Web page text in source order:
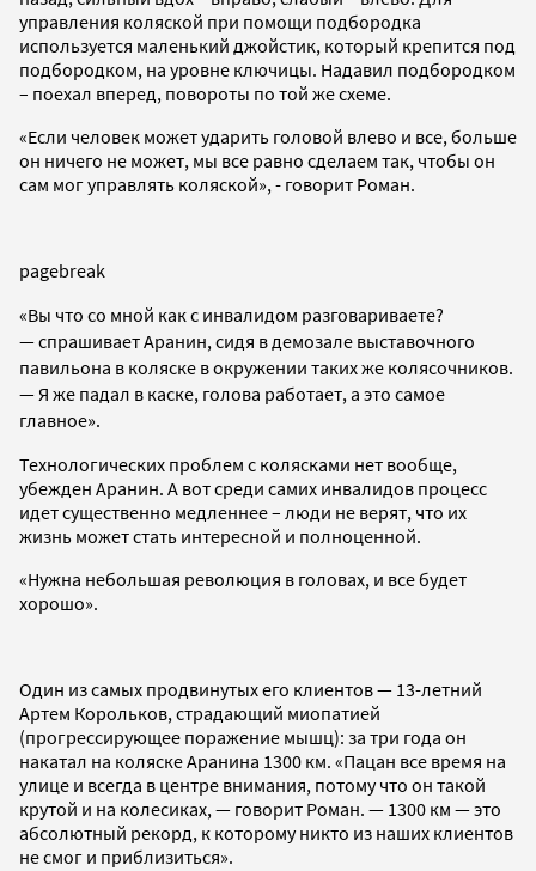
управления коляской при помощи подбородка
используется маленький джойстик, который крепится под
подбородком, на уровне ключицы. Надавил подбородком
– поехал вперед, повороты по той же схеме.
«Если человек может ударить головой влево и все, больше
он ничего не может, мы все равно сделаем так, чтобы он
сам мог управлять коляской», - говорит Роман.
pagebreak
«Вы что со мной как с инвалидом разговариваете?
— спрашивает Аранин, сидя в демозале выставочного
павильона в коляске в окружении таких же колясочников.
— Я же падал в каске, голова работает, а это самое
главное».
Технологических проблем с колясками нет вообще,
убежден Аранин. А вот среди самих инвалидов процесс
идет существенно медленнее – люди не верят, что их
жизнь может стать интересной и полноценной.
«Нужна небольшая революция в головах, и все будет
хорошо».
Один из самых продвинутых его клиентов — 13-летний
Артем Корольков, страдающий миопатией
(прогрессирующее поражение мышц): за три года он
накатал на коляске Аранина 1300 км. «Пацан все время на
улице и всегда в центре внимания, потому что он такой
крутой и на колесиках, — говорит Роман. — 1300 км — это
абсолютный рекорд, к которому никто из наших клиентов
не смог и приблизиться».